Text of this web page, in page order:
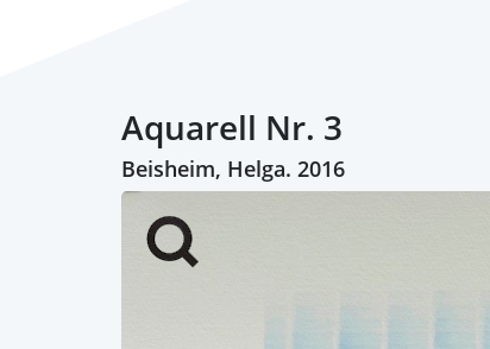
Aquarell Nr. 3
Beisheim, Helga. 2016